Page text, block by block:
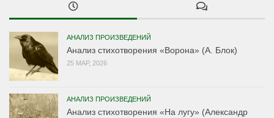
АНАЛИЗ ПРОИЗВЕДЕНИЙ
Анализ стихотворения «Ворона» (А. Блок)
25 МАР, 2026
АНАЛИЗ ПРОИЗВЕДЕНИЙ
Анализ стихотворения «На лугу» (Александр